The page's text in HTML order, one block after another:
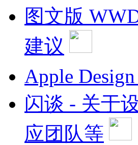
图文版
建议
Apple
闪谈 - 关于
应团队等